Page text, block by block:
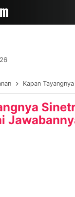
Skip to main content
Kapan Tayangnya